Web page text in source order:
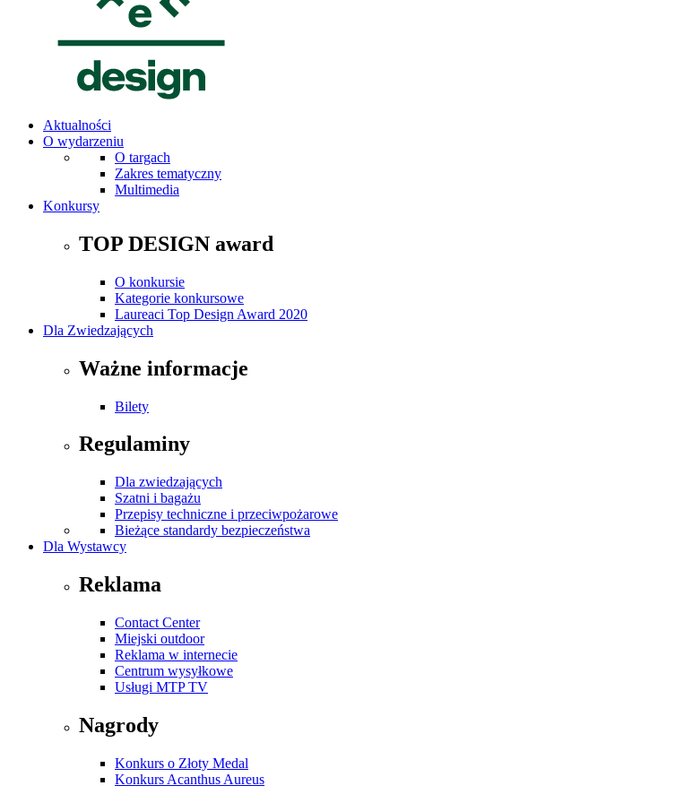
Aktualności
O wydarzeniu
O targach
Zakres tematyczny
Multimedia
Konkursy
TOP DESIGN award
O konkursie
Kategorie konkursowe
Laureaci Top Design Award 2020
Dla Zwiedzających
Ważne informacje
Bilety
Regulaminy
Dla zwiedzających
Szatni i bagażu
Przepisy techniczne i przeciwpożarowe
Bieżące standardy bezpieczeństwa
Dla Wystawcy
Reklama
Contact Center
Miejski outdoor
Reklama w internecie
Centrum wysyłkowe
Usługi MTP TV
Nagrody
Konkurs o Złoty Medal
Konkurs Acanthus Aureus